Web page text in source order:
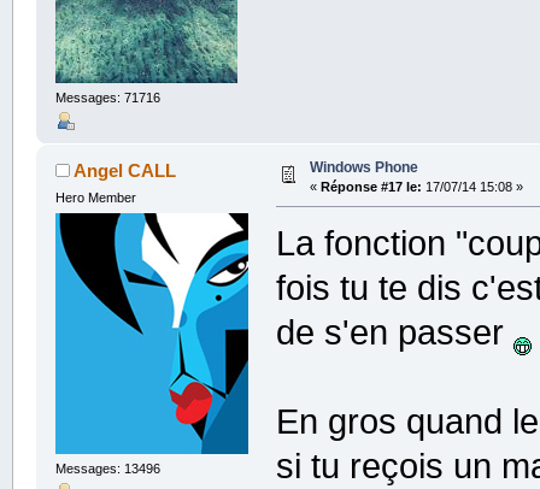
Messages: 71716
Angel CALL
Hero Member
Messages: 13496
Windows Phone
« Réponse #17 le: 17/07/14 15:08 »
La fonction
fois tu te dis
de s'en passer
En gros quand
si tu reçois un